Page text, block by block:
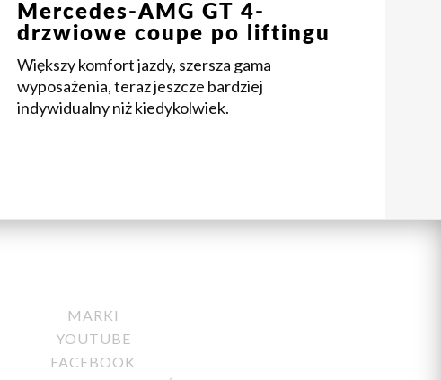
Mercedes-AMG GT 4-
drzwiowe coupe po liftingu
Większy komfort jazdy, szersza gama
wyposażenia, teraz jeszcze bardziej
indywidualny niż kiedykolwiek.
MARKI
YOUTUBE
FACEBOOK